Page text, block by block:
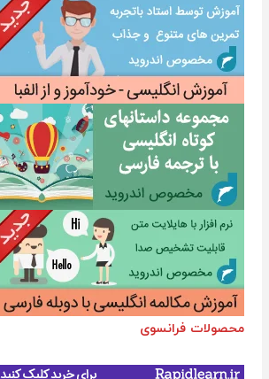
محصولات فرانسوی